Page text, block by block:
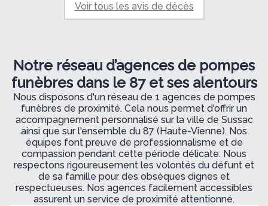
Voir tous les avis de décès
Notre réseau d’agences de pompes
funèbres dans le 87 et ses alentours
Nous disposons d'un réseau de 1 agences de pompes
funèbres de proximité. Cela nous permet d'offrir un
accompagnement personnalisé sur la ville de Sussac
ainsi que sur l'ensemble du 87 (Haute-Vienne). Nos
équipes font preuve de professionnalisme et de
compassion pendant cette période délicate. Nous
respectons rigoureusement les volontés du défunt et
de sa famille pour des obsèques dignes et
respectueuses. Nos agences facilement accessibles
assurent un service de proximité attentionné.